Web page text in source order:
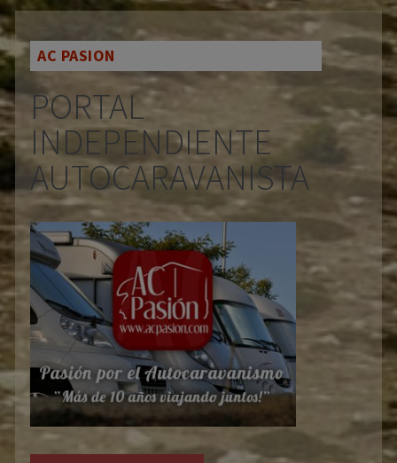
AC PASION
PORTAL
INDEPENDIENTE
AUTOCARAVANISTA